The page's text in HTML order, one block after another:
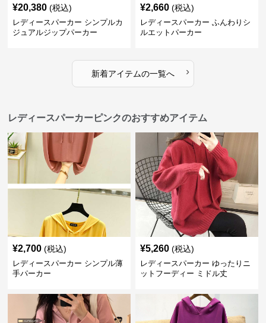
¥20,380 (税込)
レディースパーカー シンプルカ
ジュアルジップパーカー
¥2,660 (税込)
レディースパーカー ふんわりシ
ルエットパーカー
新着アイテムの一覧へ ›
レディースパーカーピンクのおすすめアイテム
¥2,700 (税込)
レディースパーカー シンプル薄
手パーカー
¥5,260 (税込)
レディースパーカー ゆったりニ
ットフーディー ミドル丈